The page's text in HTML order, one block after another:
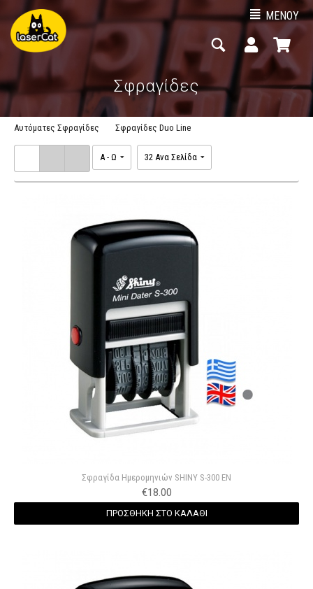
ΜΕΝΟΥ
Σφραγίδες
Αυτόματες Σφραγίδες Σφραγίδες Duo Line
A - Ω 32 Ανα Σελίδα
Σφραγίδα Hμερομηνιών SHINY S-300 EN
€18.00
ΠΡΟΣΘΗΚΗ ΣΤΟ ΚΑΛΑΘΙ